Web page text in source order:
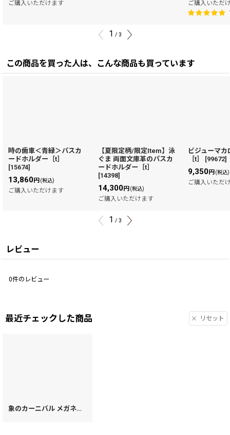
ご購入いただけます ご購入いただ
1 / 3
この商品を買った人は、こんな商品も買っています
時の歯車＜青緑＞パスカ
ードホルダー［t］
[15674]
13,860円 (税込)
ご購入いただけます
【夏限定柄/限定Item】泳
ぐま 両面文庫革のパスカ
ードホルダー［t］
[14398]
14,300円 (税込)
ご購入いただけます
ビジューマ
［t］
[99672]
9,350円 (税込)
ご購入いただ
1 / 3
レビュー
0件のレビュー
最近チェックした商品 リセット
象のカーニバル メガネケース［t］